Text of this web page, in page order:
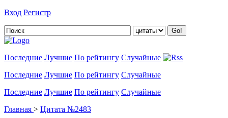
Вход Регистр
Последние Лучшие По рейтингу Случайные
Последние Лучшие По рейтингу Случайные
Последние Лучшие По рейтингу Случайные
Главная > Цитата №2483